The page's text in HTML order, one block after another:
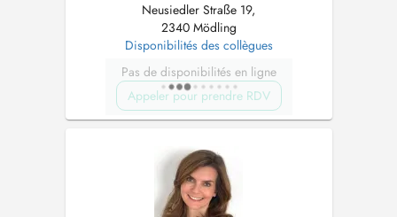
Neusiedler Straße 19,
2340 Mödling
Disponibilités des collègues
Pas de disponibilités en ligne
Appeler pour prendre RDV